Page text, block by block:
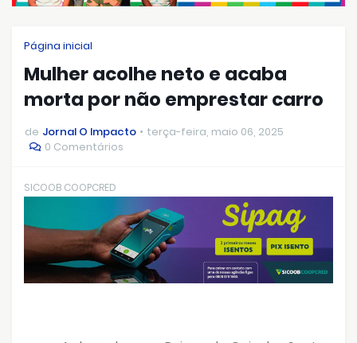
Página inicial
Mulher acolhe neto e acaba
morta por não emprestar carro
de Jornal O Impacto
terça-feira, maio 06, 2025
0 Comentários
SICOOB COOPCRED